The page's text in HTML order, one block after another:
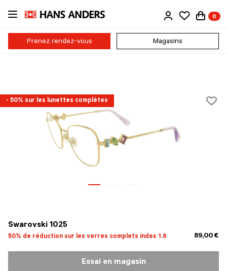
Passer
contenu
principal
0
Prenez rendez-vous Magasins
- 50% sur les lunettes complètes
Swarovski 1025
50% de réduction sur les verres complets index 1.6 89,00 €
Essai en magasin